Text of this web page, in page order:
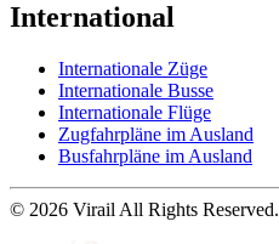
International
Internationale Züge
Internationale Busse
Internationale Flüge
Zugfahrpläne im Ausland
Busfahrpläne im Ausland
© 2026 Virail All Rights Reserved.